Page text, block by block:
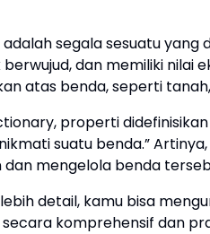
segala sesuatu yang
dan memiliki nilai
atas benda, seperti
properti
suatu benda.”
mengelola benda
detail, kamu bisa
komprehensif dan